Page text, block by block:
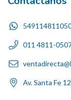
011 4811-
Av. Santa Fe